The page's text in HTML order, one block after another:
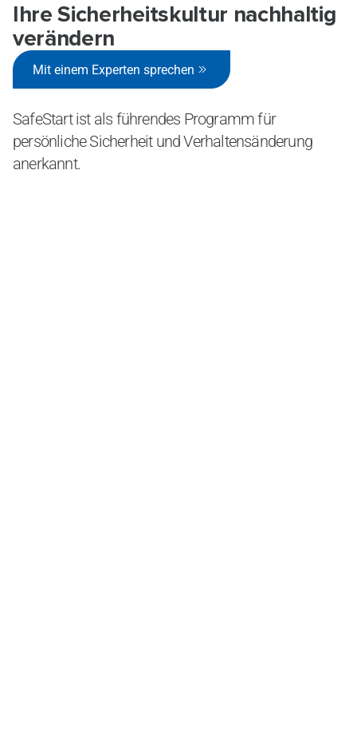
Ihre Sicherheitskultur nachhaltig
verändern
Mit einem Experten sprechen
SafeStart ist als führendes Programm für
persönliche Sicherheit und Verhaltensänderung
anerkannt.